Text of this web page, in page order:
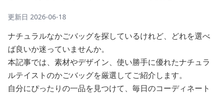
更新日 2026-06-18
ナチュラルなかごバッグを探しているけれど、どれを選べ
ば良いか迷っていませんか。
本記事では、素材やデザイン、使い勝手に優れたナチュラ
ルテイストのかごバッグを厳選してご紹介します。
自分にぴったりの一品を見つけて、毎日のコーディネート